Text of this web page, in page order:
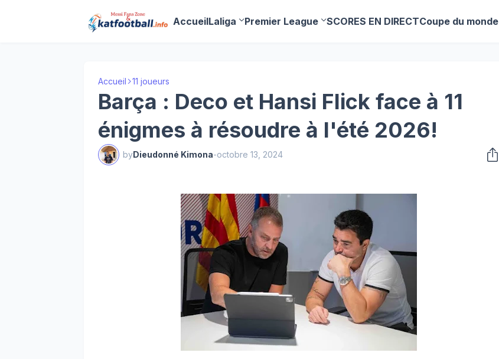
AccueilLaliga Premier League SCORES EN DIRECTCoupe du monde
Accueil 11 joueurs
Barça : Deco et Hansi Flick face à 11
énigmes à résoudre à l'été 2026!
byDieudonné Kimona-octobre 13, 2024